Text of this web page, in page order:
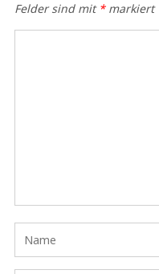
Felder sind mit *markiert